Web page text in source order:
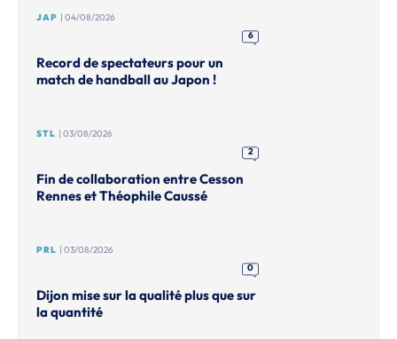
JAP | 04/08/2026
6
Record de spectateurs pour un
match de handball au Japon !
STL | 03/08/2026
2
Fin de collaboration entre Cesson
Rennes et Théophile Caussé
PRL | 03/08/2026
0
Dijon mise sur la qualité plus que sur
la quantité